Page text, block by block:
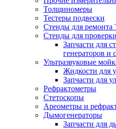
Толщиномеры
Тестеры подвески
Стенды для
Стенды для
Запчасти для
генераторов и
Ультразвуковые
Жидкости для
Запчасти для
Рефрактометры
Стетоскопы
Ареометры и
Дымогенераторы
Запчасти для